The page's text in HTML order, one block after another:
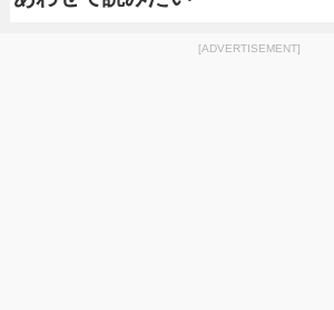
[ADVERTISEMENT]